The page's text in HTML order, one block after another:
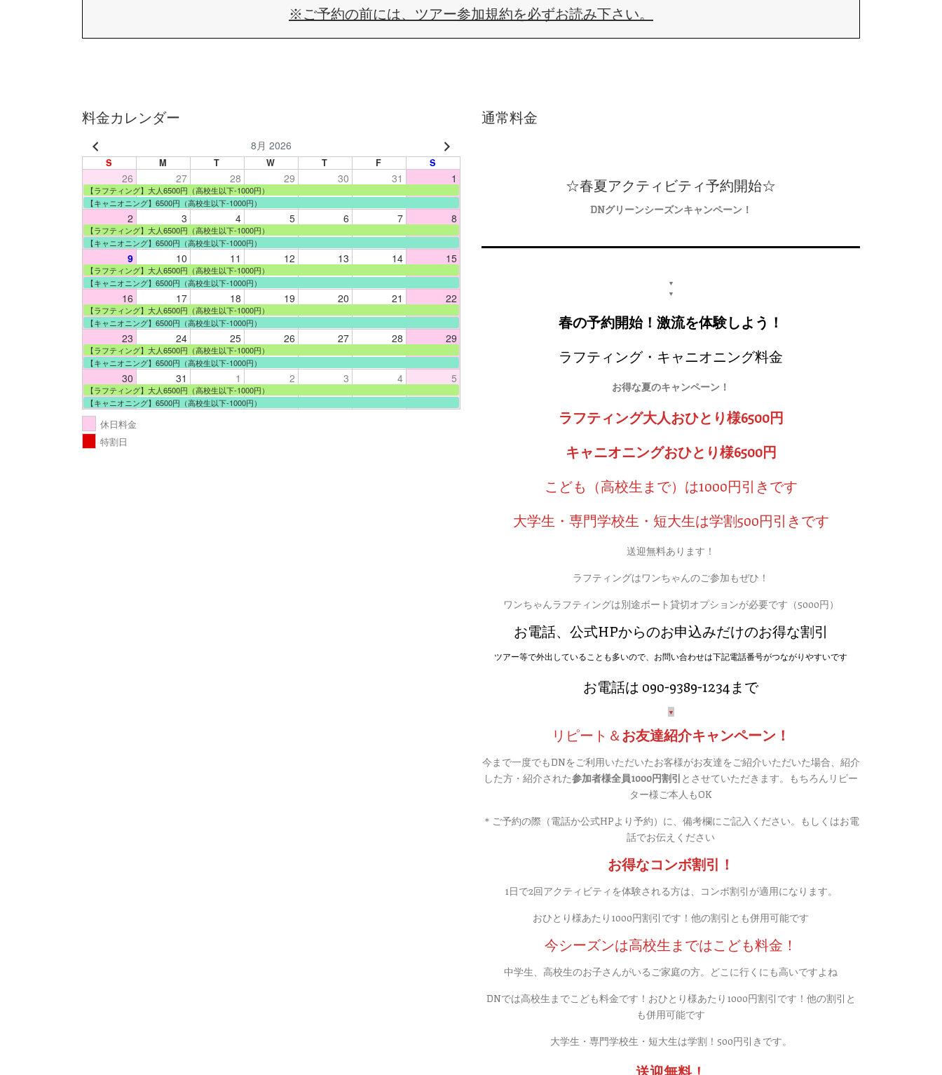
※ご予約の前には、 ツアー参加規約を必ずお読み下さい。
料金カレンダー
8月 2026
S M T W T F S
26 27 28 29 30 31 1
【ラフティング】大人6500円（高校生以下-1000円）
【キャニオニング】6500円（高校生以下-1000円）
2 3 4 5 6 7 8
【ラフティング】大人6500円（高校生以下-1000円）
【キャニオニング】6500円（高校生以下-1000円）
9 10 11 12 13 14 15
【ラフティング】大人6500円（高校生以下-1000円）
【キャニオニング】6500円（高校生以下-1000円）
16 17 18 19 20 21 22
【ラフティング】大人6500円（高校生以下-1000円）
【キャニオニング】6500円（高校生以下-1000円）
23 24 25 26 27 28 29
【ラフティング】大人6500円（高校生以下-1000円）
【キャニオニング】6500円（高校生以下-1000円）
30 31 1 2 3 4 5
【ラフティング】大人6500円（高校生以下-1000円）
【キャニオニング】6500円（高校生以下-1000円）
休日料金
特割日
通常料金
☆春夏アクティビティ予約開始☆
DNグリーンシーズンキャンペーン！
▼
▼
春の予約開始！激流を体験しよう！
ラフティング・キャニオニング料金
お得な夏のキャンペーン！
ラフティング大人おひとり様6500円
キャニオニングおひとり様6500円
こども（高校生まで）は1000円引きです
大学生・専門学校生・短大生は学割500円引きです
送迎無料あります！
ラフティングはワンちゃんのご参加もぜひ！
ワンちゃんラフティングは別途ボート貸切オプションが必要です（5000円）
お電話、公式HPからのお申込みだけのお得な割引
ツアー等で外出していることも多いので、お問い合わせは下記電話番号がつながりやすいです
お電話は 090-9389-1234まで
▼
リピート＆お友達紹介キャンペーン！
今まで一度でもDNをご利用いただいたお客様がお友達をご紹介いただいた場合、紹介
した方・紹介された参加者様全員1000円割引とさせていただきます。もちろんリピー
ター様ご本人もOK
＊ご予約の際（電話か公式HPより予約）に、備考欄にご記入ください。もしくはお電
話でお伝えください
お得なコンボ割引！
1日で2回アクティビティを体験される方は、コンボ割引が適用になります。
おひとり様あたり1000円割引です！他の割引とも併用可能です
今シーズンは高校生まではこども料金！
中学生、高校生のお子さんがいるご家庭の方。どこに行くにも高いですよね
DNでは高校生までこども料金です！おひとり様あたり1000円割引です！他の割引と
も併用可能です
大学生・専門学校生・短大生は学割！500円引きです。
送迎無料！